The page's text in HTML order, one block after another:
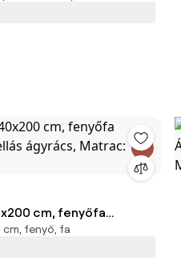
cm, fenyőfa
ágyrács, Matrac:
cm, fenyő, fa